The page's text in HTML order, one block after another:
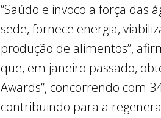
“Saúdo e invoco a força das
sede, fornece energia,
produção de alimentos”,
que, em janeiro passado,
Awards”, concorrendo com
contribuindo para a